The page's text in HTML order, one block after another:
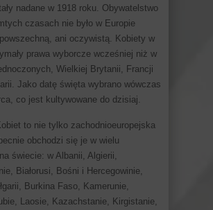
nadane w 1918 roku. Obywatelstwo
czasach nie było w Europie
ani oczywistą. Kobiety w
prawa wyborcze wcześniej niż w
Wielkiej Brytanii, Francji
Jako datę święta wybrano wówczas
co jest kultywowane do dzisiaj.
to nie tylko zachodnioeuropejska
obchodzi się je w wielu
świecie: w Albanii, Algierii,
Białorusi, Bośni i Hercegowinie,
Burkina Faso, Kamerunie,
Laosie, Kazachstanie, Kirgistanie,